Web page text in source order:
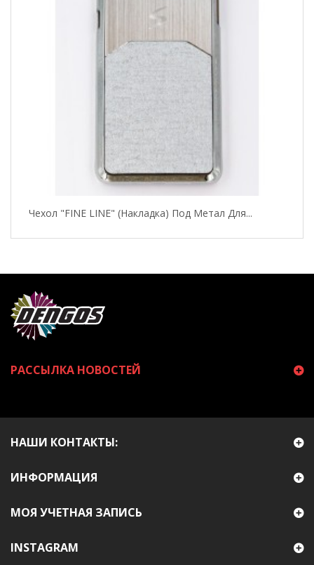
Чехол "FINE LINE" (накладка) Под Метал Для...
РАССЫЛКА НОВОСТЕЙ
НАШИ КОНТАКТЫ:
ИНФОРМАЦИЯ
МОЯ УЧЕТНАЯ ЗАПИСЬ
INSTAGRAM